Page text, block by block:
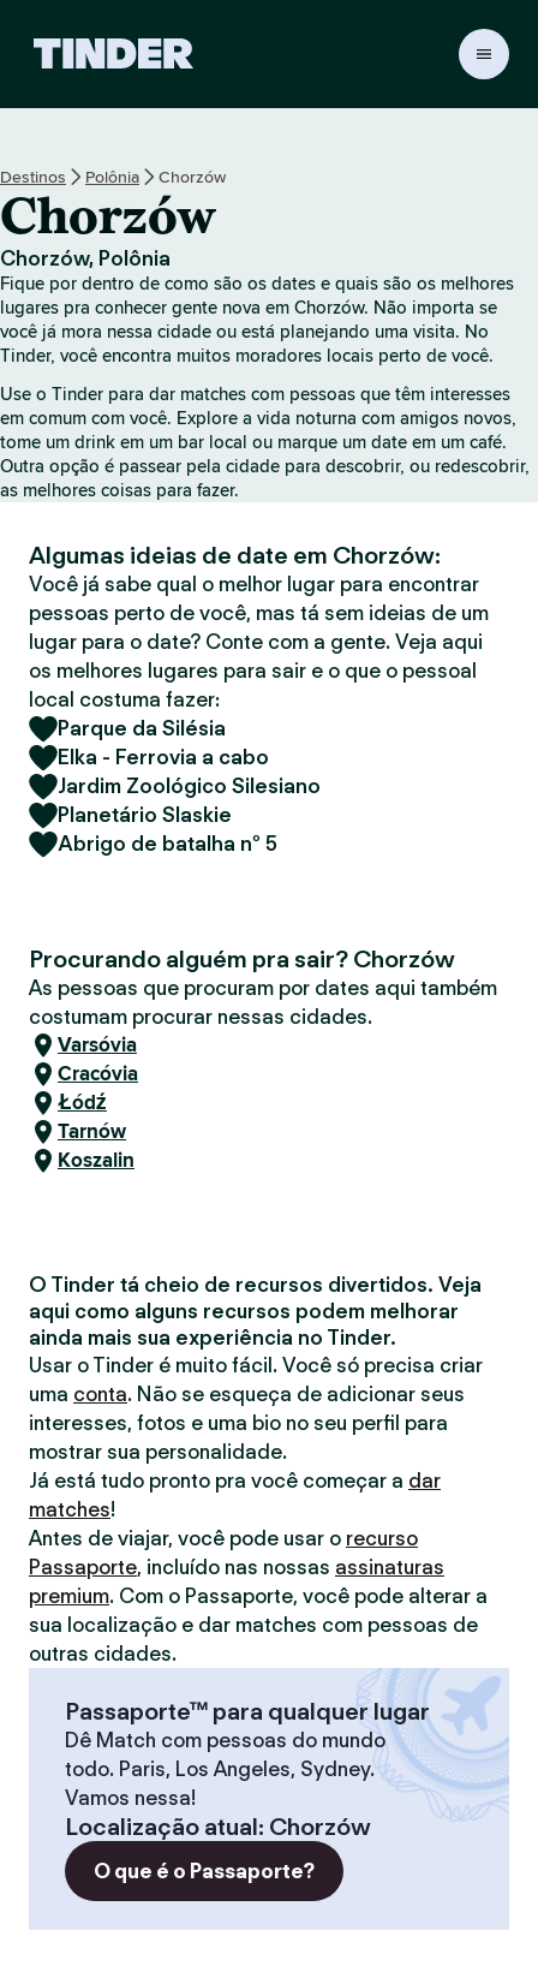
a
n
c
i
a
l
o
T
i
n
r
Destinos Polônia Chorzów
Chorzów
Chorzów, Polônia
Fique por dentro de como são os dates e quais são os melhores
lugares pra conhecer gente nova em Chorzów. Não importa se
você já mora nessa cidade ou está planejando uma visita. No
Tinder, você encontra muitos moradores locais perto de você.
Use o Tinder para dar matches com pessoas que têm interesses
em comum com você. Explore a vida noturna com amigos novos,
tome um drink em um bar local ou marque um date em um café.
Outra opção é passear pela cidade para descobrir, ou redescobrir,
as melhores coisas para fazer.
Algumas ideias de date em Chorzów:
Você já sabe qual o melhor lugar para encontrar
pessoas perto de você, mas tá sem ideias de um
lugar para o date? Conte com a gente. Veja aqui
os melhores lugares para sair e o que o pessoal
local costuma fazer:
Parque da Silésia
Elka - Ferrovia a cabo
Jardim Zoológico Silesiano
Planetário Slaskie
Abrigo de batalha nº 5
Procurando alguém pra sair? Chorzów
As pessoas que procuram por dates aqui também
costumam procurar nessas cidades.
Varsóvia
Cracóvia
Łódź
Tarnów
Koszalin
O Tinder tá cheio de recursos divertidos. Veja
aqui como alguns recursos podem melhorar
ainda mais sua experiência no Tinder.
Usar o Tinder é muito fácil. Você só precisa criar
uma conta. Não se esqueça de adicionar seus
interesses, fotos e uma bio no seu perfil para
mostrar sua personalidade.
Já está tudo pronto pra você começar a dar
matches!
Antes de viajar, você pode usar o recurso
Passaporte, incluído nas nossas assinaturas
premium. Com o Passaporte, você pode alterar a
sua localização e dar matches com pessoas de
outras cidades.
Passaporte™ para qualquer lugar
Dê Match com pessoas do mundo
todo. Paris, Los Angeles, Sydney.
Vamos nessa!
Localização atual: Chorzów
O que é o Passaporte?